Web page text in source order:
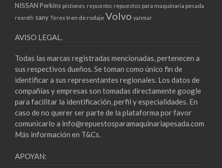
NISSAN Perkins pistones repuestos repuestos para maquinaria pesada
rexroth sany Terex tren de rodaje Volvo yanmar
AVISO LEGAL.
Todas las marcas registradas mencionadas, pertenecen a
sus respectivos dueños. Se toman como único fin de
identificar a sus representantes regionales. Los datos de
compañías y empresas son tomadas directamente google
para facilitar la identificación, perfil y especialidades. En
caso de no querer ser parte de la plataforma por favor
comunicarlo a info@repuestosparamaquinariapesada.com
Más información en T&Cs.
APOYAN: